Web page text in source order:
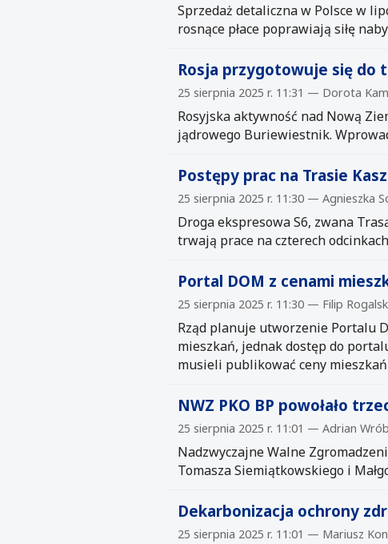
Sprzedaż detaliczna w Polsce w
rosnące płace poprawiają siłę
Rosja przygotowuje się
25 sierpnia 2025 r. 11:31 — Dorota
Rosyjska aktywność nad Nową
jądrowego Buriewiestnik.
Postępy prac na Trasie
25 sierpnia 2025 r. 11:30 — Agnieszka
Droga ekspresowa S6, zwana
trwają prace na czterech
Portal DOM z cenami
25 sierpnia 2025 r. 11:30 — Filip
Rząd planuje utworzenie Portalu
mieszkań, jednak dostęp do
musieli publikować ceny
NWZ PKO BP powołało
25 sierpnia 2025 r. 11:01 — Adrian
Nadzwyczajne Walne
Tomasza Siemiątkowskiego i
Dekarbonizacja ochrony
25 sierpnia 2025 r. 11:01 — Mariusz